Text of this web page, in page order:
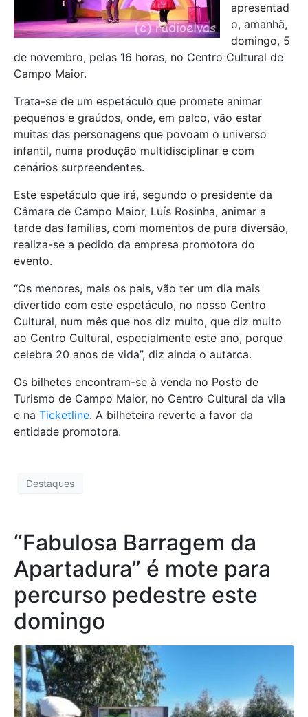
apresentad
o, amanhã,
domingo, 5
de novembro, pelas 16 horas, no Centro Cultural de
Campo Maior.
Trata-se de um espetáculo que promete animar
pequenos e graúdos, onde, em palco, vão estar
muitas das personagens que povoam o universo
infantil, numa produção multidisciplinar e com
cenários surpreendentes.
Este espetáculo que irá, segundo o presidente da
Câmara de Campo Maior, Luís Rosinha, animar a
tarde das famílias, com momentos de pura diversão,
realiza-se a pedido da empresa promotora do
evento.
“Os menores, mais os pais, vão ter um dia mais
divertido com este espetáculo, no nosso Centro
Cultural, num mês que nos diz muito, que diz muito
ao Centro Cultural, especialmente este ano, porque
celebra 20 anos de vida”, diz ainda o autarca.
Os bilhetes encontram-se à venda no Posto de
Turismo de Campo Maior, no Centro Cultural da vila
e na Ticketline. A bilheteira reverte a favor da
entidade promotora.
Destaques
“Fabulosa Barragem da
Apartadura” é mote para
percurso pedestre este
domingo